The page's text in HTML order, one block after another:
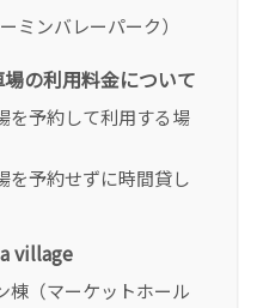
ンバレーパーク）
の利用料金について
を予約して利用する場
を予約せずに時間貸し
village
棟（マーケットホール